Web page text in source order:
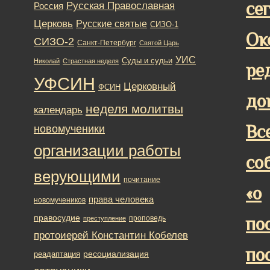
«о
Россия Русская Православная
Церковь Русские святые СИЗО-1
СИЗО-2 Санкт-Петербург Святой Царь
Николай Страстная неделя Суды и судьи УИС
УФСИН ФСИН Церковный
календарь неделя молитвы
новомученики
организации работы
верующими почитание
новомучеников права человека
правосудие преступление проповедь
протоиерей Константин Кобелев
реадаптация ресоциализация